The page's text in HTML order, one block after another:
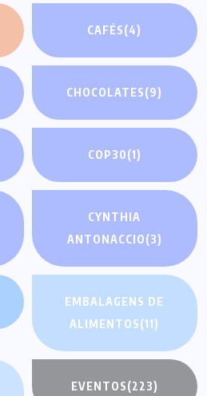
CAFÉS(4)
CHOCOLATES(9)
COP30(1)
CYNTHIA
ANTONACCIO(3)
EMBALAGENS DE
ALIMENTOS(11)
EVENTOS(223)